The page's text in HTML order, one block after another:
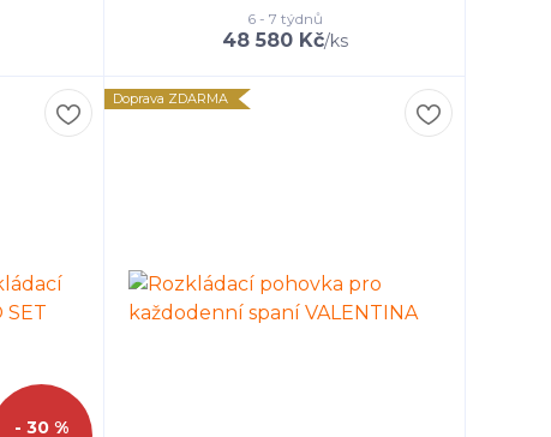
48 580 Kč/ks
6 - 7 týdnů
- 30 %
Doprava ZDARMA